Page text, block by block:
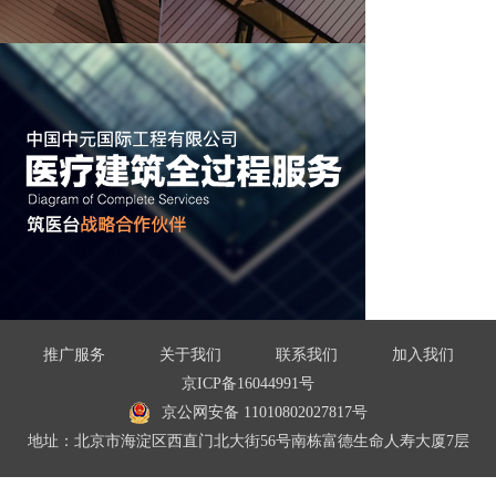
推广服务 关于我们 联系我们
加入我们
京ICP备16044991号
京公网安备 11010802027817号
地址：北京市海淀区西直门北大街56号南栋富德生命人寿大厦7层